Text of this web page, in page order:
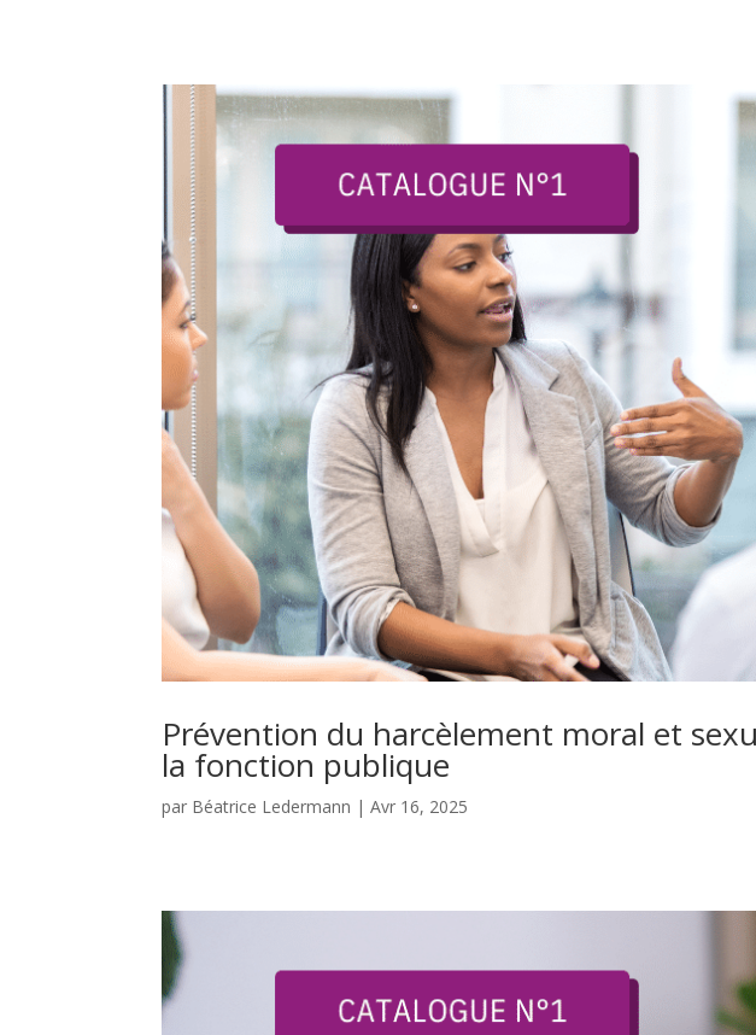
Prévention du harcèlement moral et
la fonction publique
par Béatrice Ledermann |Avr 16, 2025